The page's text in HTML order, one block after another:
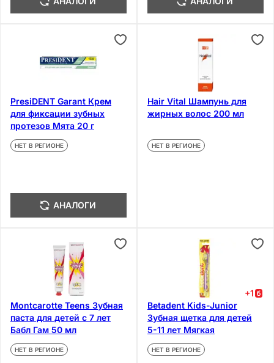
PresiDENT Garant Крем
для фиксации зубных
протезов Мята 20 г
НЕТ В РЕГИОНЕ
АНАЛОГИ
Hair Vital Шампунь для
жирных волос 200 мл
НЕТ В РЕГИОНЕ
Montcarotte Teens Зубная
паста для детей с 7 лет
Бабл Гам 50 мл
НЕТ В РЕГИОНЕ
+1
Betadent Kids-Junior
Зубная щетка для детей
5-11 лет Мягкая
НЕТ В РЕГИОНЕ